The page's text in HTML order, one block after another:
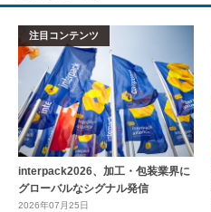
注目コンテンツ
interpack2026、加工・包装業界に
グローバルなシグナル発信
2026年07月25日